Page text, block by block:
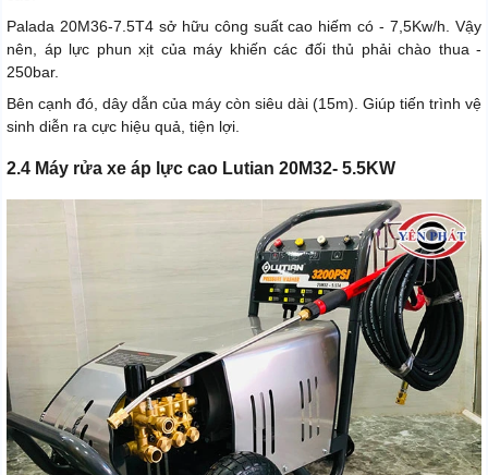
Palada 20M36-7.5T4 sở hữu công suất cao hiếm có - 7,5Kw/h. Vậy
nên, áp lực phun xịt của máy khiến các đối thủ phải chào thua -
250bar.
Bên cạnh đó, dây dẫn của máy còn siêu dài (15m). Giúp tiến trình vệ
sinh diễn ra cực hiệu quả, tiện lợi.
2.4 Máy rửa xe áp lực cao Lutian 20M32- 5.5KW